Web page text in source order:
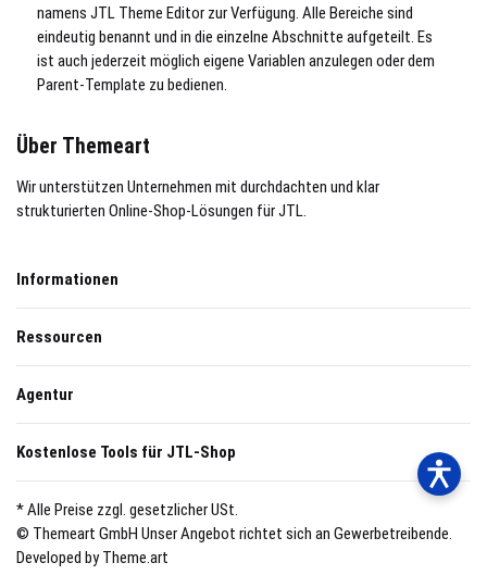
namens JTL Theme Editor zur Verfügung. Alle Bereiche sind
eindeutig benannt und in die einzelne Abschnitte aufgeteilt. Es
ist auch jederzeit möglich eigene Variablen anzulegen oder dem
Parent-Template zu bedienen.
Über Themeart
Wir unterstützen Unternehmen mit durchdachten und klar
strukturierten Online-Shop-Lösungen für JTL.
Informationen
Ressourcen
Agentur
Kostenlose Tools für JTL-Shop
* Alle Preise zzgl. gesetzlicher USt.
© Themeart GmbH Unser Angebot richtet sich an Gewerbetreibende.
Developed by Theme.art